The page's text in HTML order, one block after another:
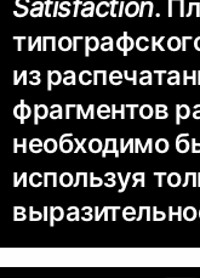
Satisfaction.
из
фрагментов
необходимо
используя